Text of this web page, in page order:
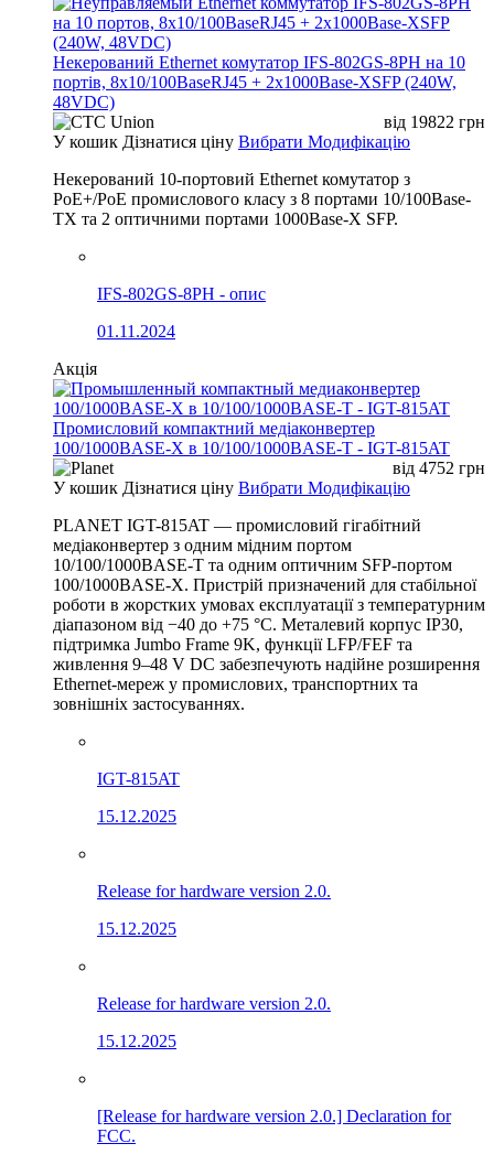
Некерований Ethernet комутатор IFS-802GS-8PH на 10
портів, 8x10/100BaseRJ45 + 2x1000Base-XSFP (240W,
48VDC)
від 19822 грн
У кошик Дізнатися ціну Вибрати Модифікацію
Некерований 10-портовий Ethernet комутатор з
PoE+/PoE промислового класу з 8 портами 10/100Base-
TX та 2 оптичними портами 1000Base-X SFP.
IFS-802GS-8PH - опис
01.11.2024
Акція
Промисловий компактний медіаконвертер
100/1000BASE-X в 10/100/1000BASE-T - IGT-815AT
від 4752 грн
У кошик Дізнатися ціну Вибрати Модифікацію
PLANET IGT-815AT — промисловий гігабітний
медіаконвертер з одним мідним портом
10/100/1000BASE-T та одним оптичним SFP-портом
100/1000BASE-X. Пристрій призначений для стабільної
роботи в жорстких умовах експлуатації з температурним
діапазоном від −40 до +75 °C. Металевий корпус IP30,
підтримка Jumbo Frame 9K, функції LFP/FEF та
живлення 9–48 V DC забезпечують надійне розширення
Ethernet-мереж у промислових, транспортних та
зовнішніх застосуваннях.
IGT-815AT
15.12.2025
Release for hardware version 2.0.
15.12.2025
Release for hardware version 2.0.
15.12.2025
[Release for hardware version 2.0.] Declaration for
FCC.